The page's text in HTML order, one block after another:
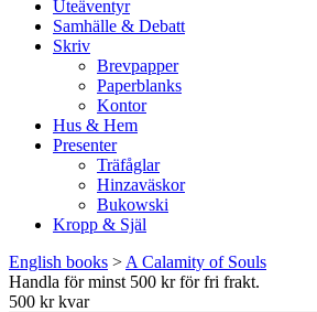
Uteäventyr
Samhälle & Debatt
Skriv
Brevpapper
Paperblanks
Kontor
Hus & Hem
Presenter
Träfåglar
Hinzaväskor
Bukowski
Kropp & Själ
English books > A Calamity of Souls
Handla för minst 500 kr för fri frakt.
500 kr kvar